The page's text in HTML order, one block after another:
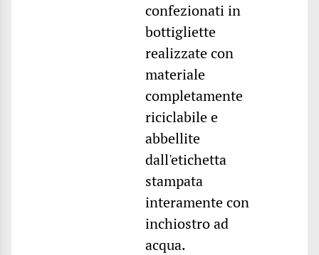
confezionati in
bottigliette
realizzate con
materiale
completamente
riciclabile e
abbellite
dall'etichetta
stampata
interamente con
inchiostro ad
acqua.